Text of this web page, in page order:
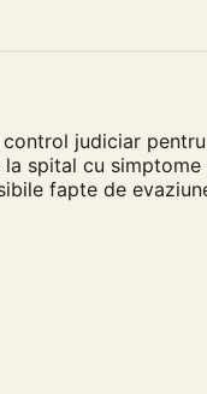
judiciar
spital cu
fapte de